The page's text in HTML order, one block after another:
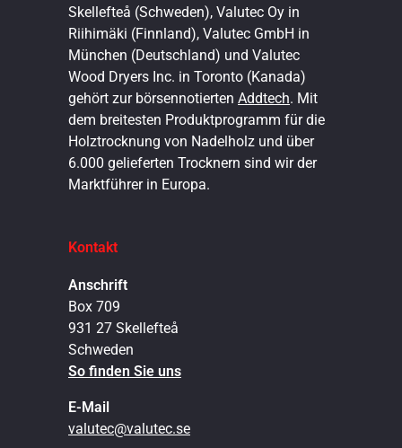
Skellefteå (Schweden), Valutec Oy in
Riihimäki (Finnland), Valutec GmbH in
München (Deutschland) und Valutec
Wood Dryers Inc. in Toronto (Kanada)
gehört zur börsennotierten Addtech. Mit
dem breitesten Produktprogramm für die
Holztrocknung von Nadelholz und über
6.000 gelieferten Trocknern sind wir der
Marktführer in Europa.
Kontakt
Anschrift
Box 709
931 27 Skellefteå
Schweden
So finden Sie uns
E-Mail
valutec@valutec.se